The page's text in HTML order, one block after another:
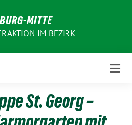
MITTE
IM BEZIRK
St. Georg –